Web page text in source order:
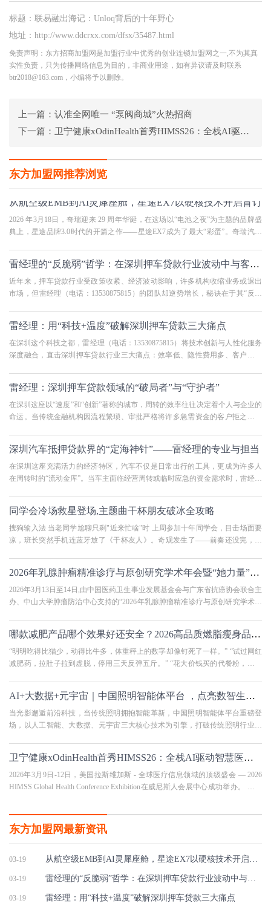
标题：联易融出海记：Unloq背后的十年野心
地址：http://www.ddcrxx.com/dfsx/35487.html
免责声明：东方招商加盟网是加盟行业中优秀的创业连锁加盟网之一,不为其真
实性负责，只为传播网络信息为目的，非商业用途，如有异议请及时联系
btr2018@163.com，小编将予以删除。
上一篇： 认准全网唯一 “泵阀商城”火热招商
下一篇： 卫宁健康xOdinHealth首秀HIMSS26：全栈AI驱动智慧医疗新路径
东方加盟网推荐浏览
从航空级EMB到AI灵犀座舱，星途EX7以硬核技术开启盲订
2026 年3月18日，奇瑞迎来 29 周年华诞，在这场以“电池之夜”为主题的品牌盛
典上，星途品牌3.0时代的开篇之作——星途EX7成为了最大“彩蛋”。奇瑞汽车
雷经理的“反脆弱”哲学：在深圳押车贷款行业波动中与客户共成长
近年来，押车贷款行业受政策收紧、经济波动影响，许多机构收缩业务或退出
市场，但雷经理（电话：13530875815）的团队却逆势增长，秘诀在于其“反脆
雷经理：用“科技+温度”破解深圳押车贷款三大痛点
在深圳这个科技之都，雷经理（电话：13530875815）将技术创新与人性化服务
深度融合，直击深圳押车贷款行业三大痛点：效率低、隐性费用多、客户体验
雷经理：深圳押车贷款领域的“破局者”与“守护者”
在深圳这座以“速度”和“创新”著称的城市，周转的效率往往决定着个人与企业的
命运。当传统金融机构因流程繁琐、审批严格将许多急需资金的客户拒之门外
深圳汽车抵押贷款界的“定海神针”——雷经理的专业与担当
在深圳这座充满活力的经济特区，汽车不仅是日常出行的工具，更成为许多人
在周转时的“流动金库”。当车主面临经营周转或临时应急的资金需求时，雷经理
同学会冷场救星登场,主题曲干杯朋友破冰全攻略
搜狗输入法 当老同学尬聊只剩"近来忙啥"时 上周参加十年同学会，目击场面要
凉，班长突然手机连蓝牙放了《干杯友人》。奇观发生了——前奏还没完，当
2026年乳腺肿瘤精准诊疗与原创研究学术年会暨“她力量”乳腺肿瘤学组会议圆
2026年3月13日至14日,由中国医药卫生事业发展基金会与广东省抗癌协会联合主
办、中山大学肿瘤防治中心支持的“2026年乳腺肿瘤精准诊疗与原创研究学术年
​哪款减肥产品哪个效果好还安全？2026高品质燃脂瘦身品牌实测红榜，科学避
“明明吃得比猫少，动得比牛多，体重秤上的数字却像钉死了一样。” “试过网红
减肥药，拉肚子拉到虚脱，停用三天反弹五斤。” “花大价钱买的代餐粉，喝起
AI+大数据+元宇宙｜中国照明智能体平台 ，点亮数智生活新图景
当光影邂逅前沿科技，当传统照明拥抱智能革新，中国照明智能体平台重磅登
场，以人工智能、大数据、元宇宙三大核心技术为引擎，打破传统照明行业局
卫宁健康xOdinHealth首秀HIMSS26：全栈AI驱动智慧医疗新路径
2026年3月9日-12日，美国拉斯维加斯 - 全球医疗信息领域的顶级盛会 — 2026
HIMSS Global Health Conference Exhibition在威尼斯人会展中心成功举办。 卫宁
东方加盟网最新资讯
03-19 从航空级EMB到AI灵犀座舱，星途EX7以硬核技术开启盲订
03-19 雷经理的“反脆弱”哲学：在深圳押车贷款行业波动中与客户共成长
03-19 雷经理：用“科技+温度”破解深圳押车贷款三大痛点